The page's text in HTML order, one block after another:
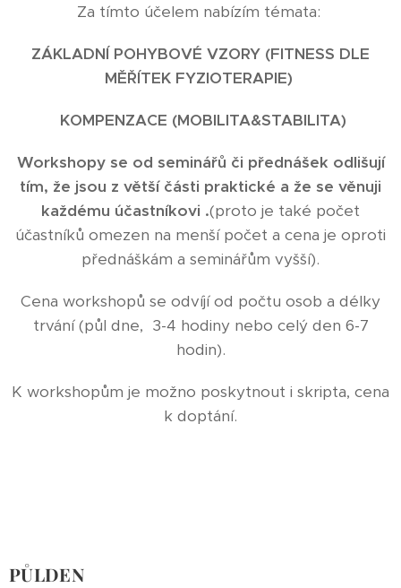
Za tímto účelem nabízím témata:
ZÁKLADNÍ POHYBOVÉ VZORY (FITNESS DLE
MĚŘÍTEK FYZIOTERAPIE)
KOMPENZACE (MOBILITA&STABILITA)
Workshopy se od seminářů či přednášek odlišují
tím, že jsou z větší části praktické a že se věnuji
každému účastníkovi .(proto je také počet
účastníků omezen na menší počet a cena je oproti
přednáškám a seminářům vyšší).
Cena workshopů se odvíjí od počtu osob a délky
trvání (půl dne, 3-4 hodiny nebo celý den 6-7
hodin).
K workshopům je možno poskytnout i skripta, cena
k doptání.
PŮLDEN